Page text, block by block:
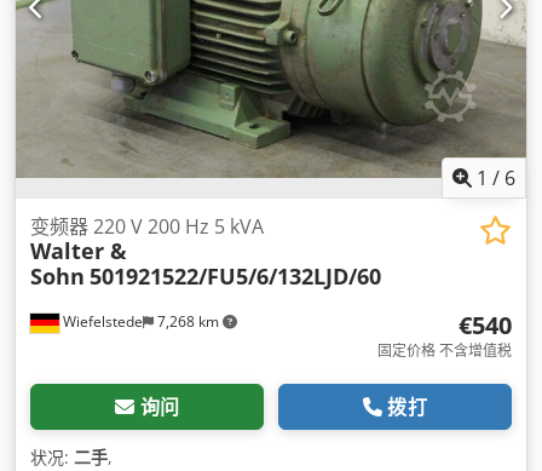
1 / 6
Wiefelstede 7,268 km
变频器 220 V 200 Hz 5 kVA
Walter &
Sohn 501921522/FU5/6/132LJD/60
€540
固定价格 不含增值税
询问 拨打
状况: 二手,